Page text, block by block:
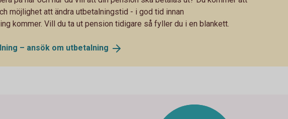
möjlighet att ändra utbetalningstid - i god tid innan
kommer. Vill du ta ut pension tidigare så fyller du i en blankett.
– ansök om utbetalning